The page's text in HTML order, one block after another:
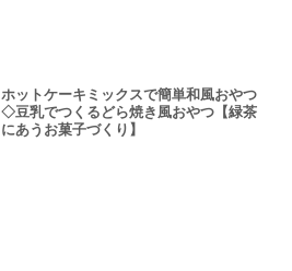
ホットケーキミックスで簡単和風おやつ
◇豆乳でつくるどら焼き風おやつ【緑茶
にあうお菓子づくり】